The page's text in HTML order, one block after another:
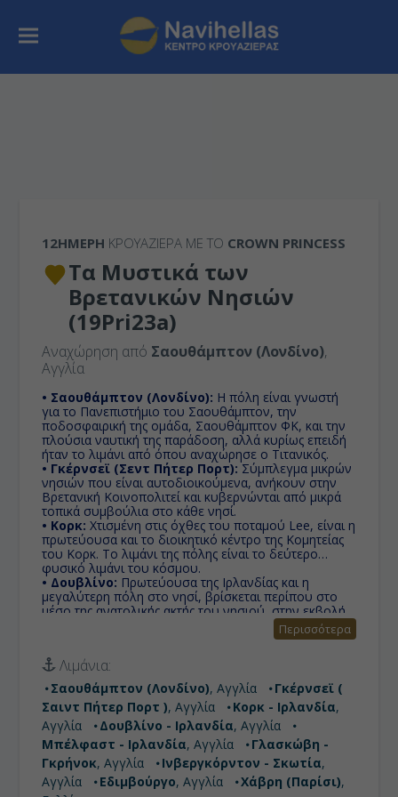
12ΉΜΕΡΗ ΚΡΟΥΑΖΙΕΡΑ ΜΕ ΤΟ CROWN PRINCESS
Τα Μυστικά των
Βρετανικών Νησιών
(19Pri23a)
Αναχώρηση από Σαουθάμπτον (Λονδίνο),
Αγγλία
• Σαουθάμπτον (Λονδίνο): H πόλη είναι γνωστή
για το Πανεπιστήμιο του Σαουθάμπτον, την
ποδοσφαιρική της ομάδα, Σαουθάμπτον ΦΚ, και την
πλούσια ναυτική της παράδοση, αλλά κυρίως επειδή
ήταν το λιμάνι από όπου αναχώρησε ο Τιτανικός.
• Γκέρνσεϊ (Σεντ Πήτερ Πορτ): Σύμπλεγμα μικρών
νησιών που είναι αυτοδιοικούμενα, ανήκουν στην
Βρετανική Κοινοπολιτεί και κυβερνώνται από μικρά
τοπικά συμβούλια στο κάθε νησί.
• Κορκ: Χτισμένη στις όχθες του ποταμού Lee, είναι η
πρωτεύουσα και το διοικητικό κέντρο της Κομητείας
του Κορκ. Το λιμάνι της πόλης είναι το δεύτερο
φυσικό λιμάνι του κόσμου.
• Δουβλίνο: Πρωτεύουσα της Ιρλανδίας και η
μεγαλύτερη πόλη στο νησί, βρίσκεται περίπου στο
μέσο της ανατολικής ακτής του νησιού, στην εκβολή
Στα ιρλανδικά σημαίνει 'στόμα της
αμμουδιάς' (Béal Feirste). Είναι η πρωτεύουσα και
ταυτόχρονα, η μεγαλύτερη πόλη της Βορείου
Ιρλανδίας, η 14η μεγαλύτερη πόλη στο Ηνωμένο
Βασίλειο και η δεύτερη μεγαλύτερη στην Ιρλανδία.
• Γλασκώβη - Γκρήνοκ-Σκωτία:Ή αλλιώς το
"Σικάγο της Ευρώπης", είναι η μεγαλύτερη πόλη της
Σκωτίας με τον ποταμό Κλάιντ να τη διασχίζει από τα
ανατολικά προς τα δυτικά, περνώντας μέσα από το
κέντρο της.
• Ινβεργκόρντον (Σκωτία):Φημίζεται για τις
Περισσότερα
Λιμάνια:
Σαουθάμπτον (Λονδίνο), Αγγλία
Γκέρνσεϊ (
Σαιντ Πήτερ Πορτ ), Αγγλία Κορκ - Ιρλανδία,
Αγγλία
Δουβλίνο - Ιρλανδία, Αγγλία
Μπέλφαστ - Ιρλανδία, Αγγλία
Γλασκώβη -
Γκρήνοκ, Αγγλία Ινβεργκόρντον - Σκωτία,
Αγγλία
Εδιμβούργο, Αγγλία Χάβρη (Παρίσι),